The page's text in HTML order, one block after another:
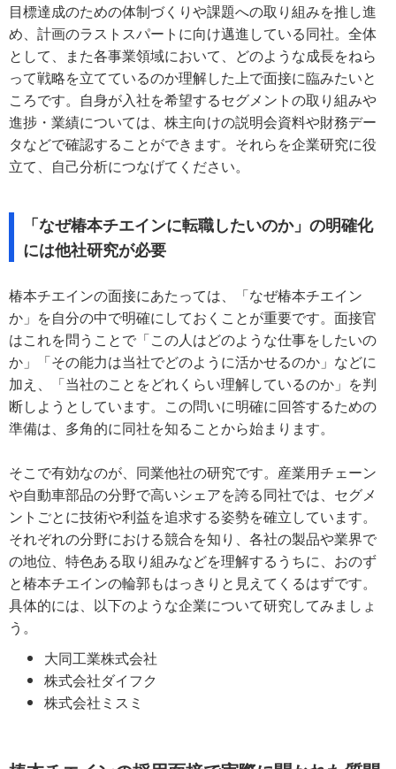
目標達成のための体制づくりや課題への取り組みを推し進
め、計画のラストスパートに向け邁進している同社。全体
として、また各事業領域において、どのような成長をねら
って戦略を立てているのか理解した上で面接に臨みたいと
ころです。自身が入社を希望するセグメントの取り組みや
進捗・業績については、株主向けの説明会資料や財務デー
タなどで確認することができます。それらを企業研究に役
立て、自己分析につなげてください。
「なぜ椿本チエインに転職したいのか」の明確化
には他社研究が必要
椿本チエインの面接にあたっては、「なぜ椿本チエイン
か」を自分の中で明確にしておくことが重要です。面接官
はこれを問うことで「この人はどのような仕事をしたいの
か」「その能力は当社でどのように活かせるのか」などに
加え、「当社のことをどれくらい理解しているのか」を判
断しようとしています。この問いに明確に回答するための
準備は、多角的に同社を知ることから始まります。
そこで有効なのが、同業他社の研究です。産業用チェーン
や自動車部品の分野で高いシェアを誇る同社では、セグメ
ントごとに技術や利益を追求する姿勢を確立しています。
それぞれの分野における競合を知り、各社の製品や業界で
の地位、特色ある取り組みなどを理解するうちに、おのず
と椿本チエインの輪郭もはっきりと見えてくるはずです。
具体的には、以下のような企業について研究してみましょ
う。
大同工業株式会社
株式会社ダイフク
株式会社ミスミ